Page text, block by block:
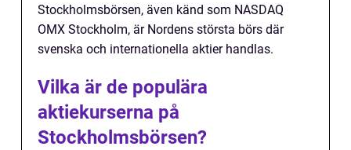
Stockholmsbörsen, även känd som NASDAQ
OMX Stockholm, är Nordens största börs där
svenska och internationella aktier handlas.
Vilka är de populära
aktiekurserna på
Stockholmsbörsen?